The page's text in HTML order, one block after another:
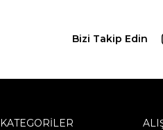
Bizi Takip Edin
KATEGORİLER